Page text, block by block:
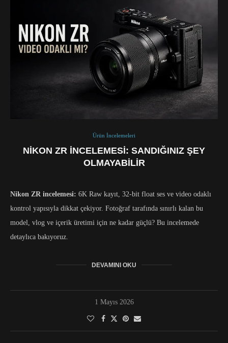
Ürün İncelemeleri
NIKON ZR INCELEMESI: SANDIĞINIZ ŞEY
OLMAYABILIR
Nikon ZR incelemesi: 6K Raw kayıt, 32-bit float ses ve video odaklı
kontrol yapısıyla dikkat çekiyor. Fotoğraf tarafında sınırlı kalan bu
model, vlog ve içerik üretimi için ne kadar güçlü? Bu incelemede
detaylıca bakıyoruz.
DEVAMINI OKU
1 Mayıs 2026